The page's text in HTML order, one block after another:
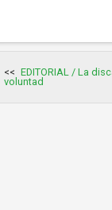
de
entradas
EDITORIAL / La
voluntad